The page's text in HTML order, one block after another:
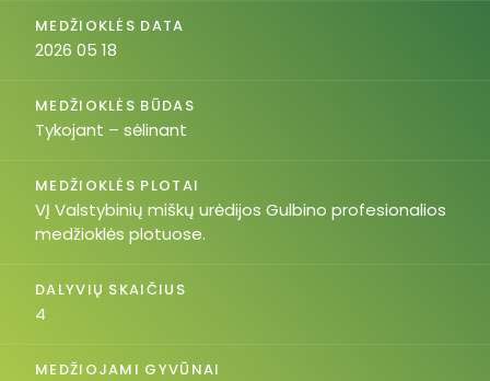
MEDŽIOKLĖS DATA
2026 05 18
MEDŽIOKLĖS BŪDAS
Tykojant – sėlinant
MEDŽIOKLĖS PLOTAI
VĮ Valstybinių miškų urėdijos Gulbino profesionalios
medžioklės plotuose.
DALYVIŲ SKAIČIUS
4
MEDŽIOJAMI GYVŪNAI